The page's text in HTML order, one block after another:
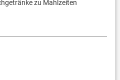
zu Mahlzeiten